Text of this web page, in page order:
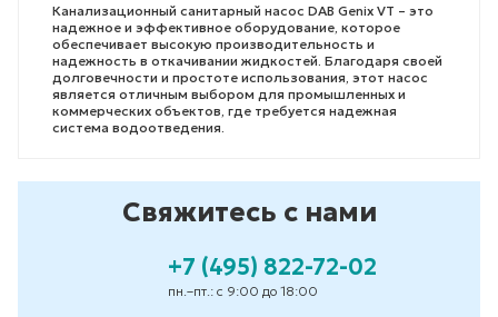
Канализационный санитарный насос DAB Genix VT – это
надежное и эффективное оборудование, которое
обеспечивает высокую производительность и
надежность в откачивании жидкостей. Благодаря своей
долговечности и простоте использования, этот насос
является отличным выбором для промышленных и
коммерческих объектов, где требуется надежная
система водоотведения.
Свяжитесь с нами
+7 (495) 822-72-02
пн.–пт.: с 9:00 до 18:00